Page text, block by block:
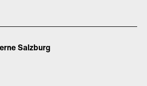
Salzburg